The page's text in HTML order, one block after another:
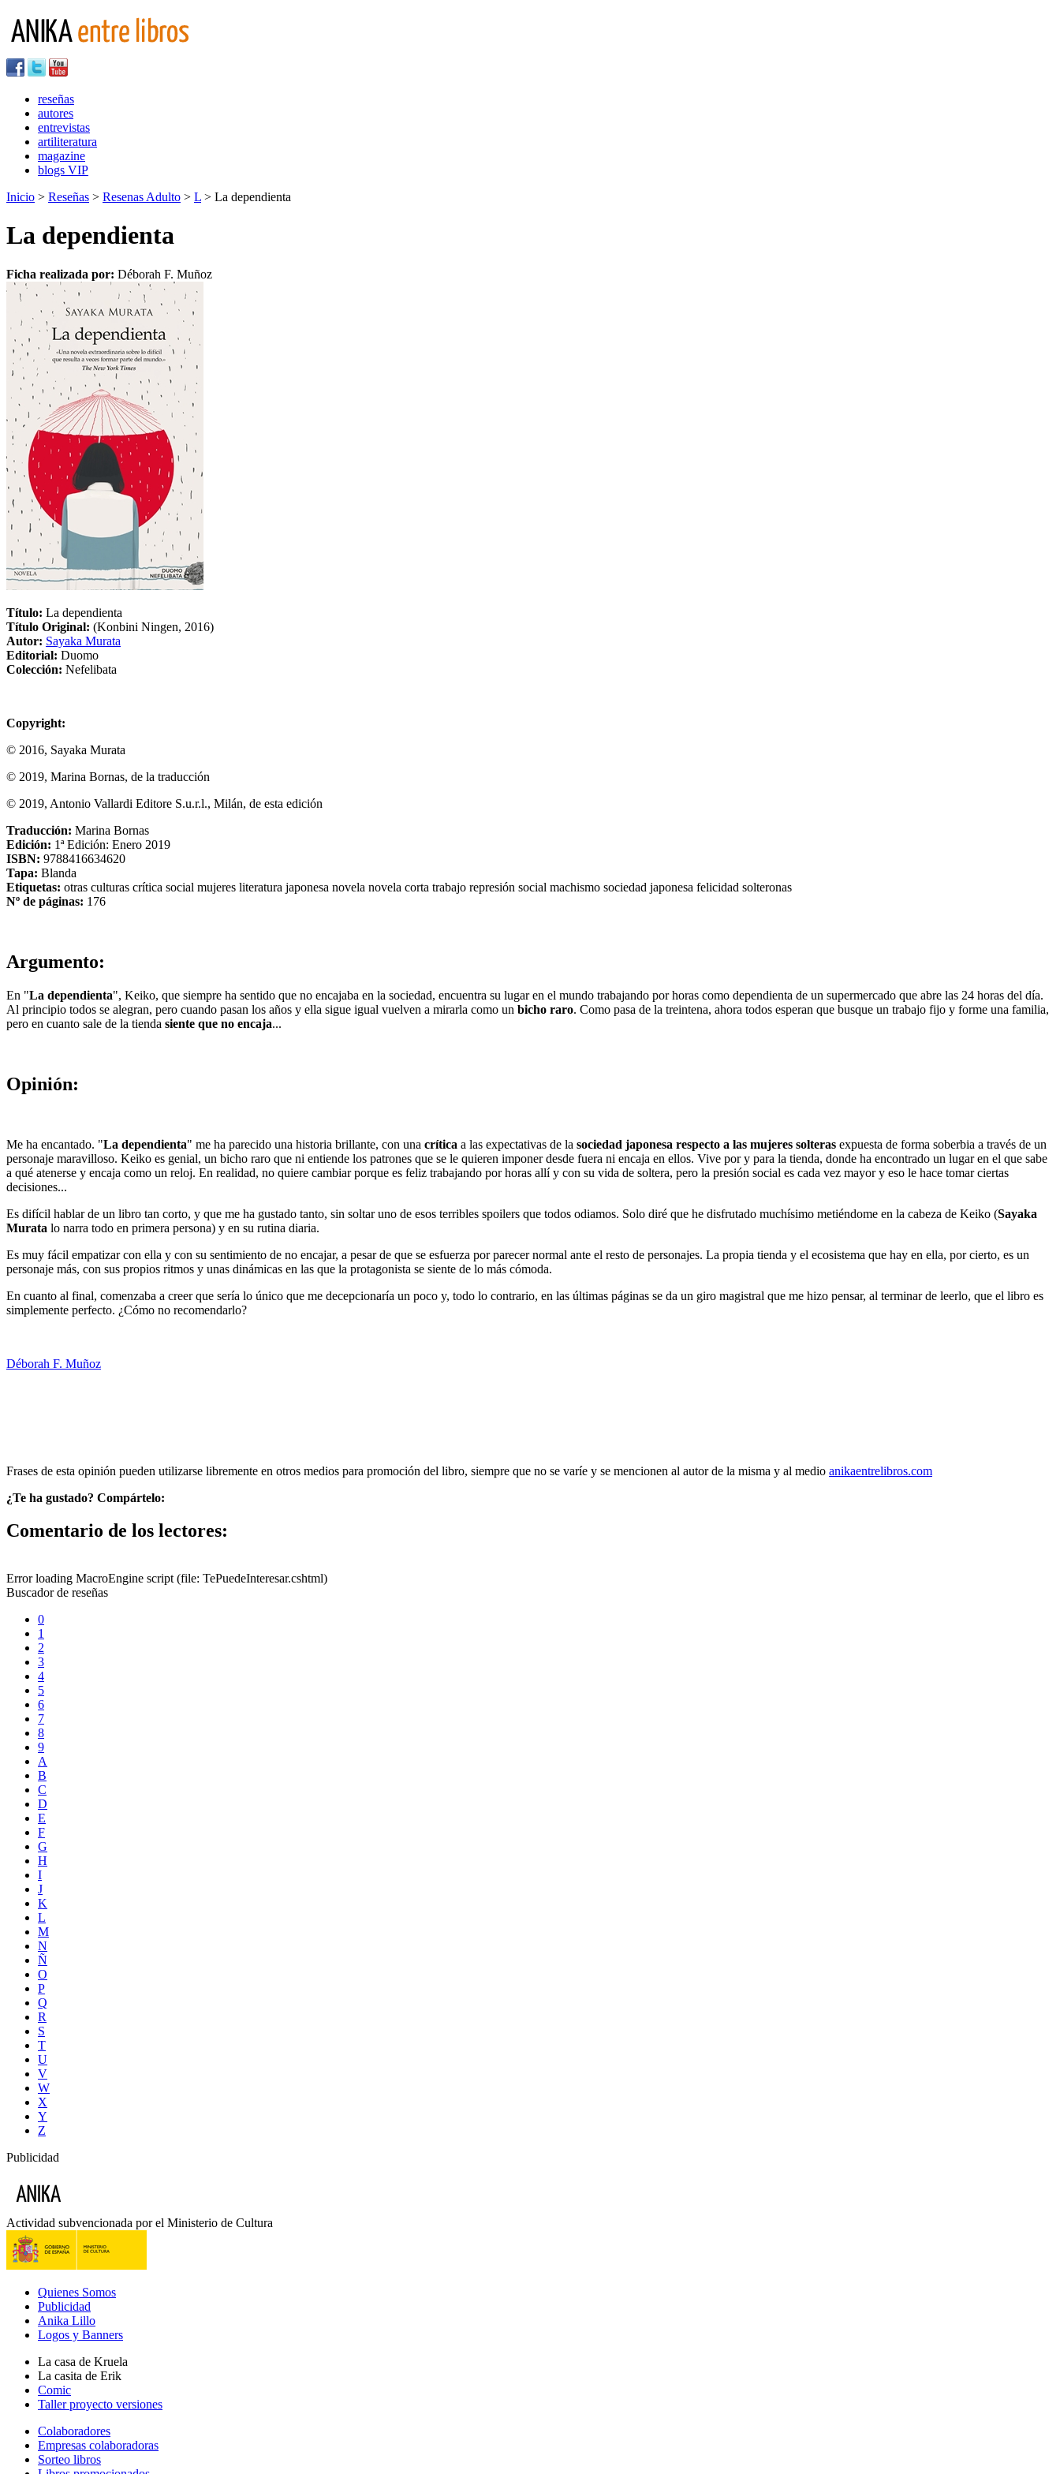
reseñas
autores
entrevistas
artiliteratura
magazine
blogs VIP
Inicio > Reseñas > Resenas Adulto > L > La dependienta
La dependienta
Ficha realizada por: Déborah F. Muñoz
Título: La dependienta
Título Original: (Konbini Ningen, 2016)
Autor: Sayaka Murata
Editorial: Duomo
Colección: Nefelibata
Copyright:
© 2016, Sayaka Murata
© 2019, Marina Bornas, de la traducción
© 2019, Antonio Vallardi Editore S.u.r.l., Milán, de esta edición
Traducción: Marina Bornas
Edición: 1ª Edición: Enero 2019
ISBN: 9788416634620
Tapa: Blanda
Etiquetas: otras culturas crítica social mujeres literatura japonesa novela novela corta trabajo represión social machismo sociedad japonesa felicidad solteronas
Nº de páginas: 176
Argumento:
En "La dependienta", Keiko, que siempre ha sentido que no encajaba en la sociedad, encuentra su lugar en el mundo trabajando por horas como dependienta de un supermercado que abre las 24 horas del día.
Al principio todos se alegran, pero cuando pasan los años y ella sigue igual vuelven a mirarla como un bicho raro. Como pasa de la treintena, ahora todos esperan que busque un trabajo fijo y forme una familia,
pero en cuanto sale de la tienda siente que no encaja...
Opinión:
Me ha encantado. "La dependienta" me ha parecido una historia brillante, con una crítica a las expectativas de la sociedad japonesa respecto a las mujeres solteras expuesta de forma soberbia a través de un
personaje maravilloso. Keiko es genial, un bicho raro que ni entiende los patrones que se le quieren imponer desde fuera ni encaja en ellos. Vive por y para la tienda, donde ha encontrado un lugar en el que sabe
a qué atenerse y encaja como un reloj. En realidad, no quiere cambiar porque es feliz trabajando por horas allí y con su vida de soltera, pero la presión social es cada vez mayor y eso le hace tomar ciertas
decisiones...
Es difícil hablar de un libro tan corto, y que me ha gustado tanto, sin soltar uno de esos terribles spoilers que todos odiamos. Solo diré que he disfrutado muchísimo metiéndome en la cabeza de Keiko (Sayaka
Murata lo narra todo en primera persona) y en su rutina diaria.
Es muy fácil empatizar con ella y con su sentimiento de no encajar, a pesar de que se esfuerza por parecer normal ante el resto de personajes. La propia tienda y el ecosistema que hay en ella, por cierto, es un
personaje más, con sus propios ritmos y unas dinámicas en las que la protagonista se siente de lo más cómoda.
En cuanto al final, comenzaba a creer que sería lo único que me decepcionaría un poco y, todo lo contrario, en las últimas páginas se da un giro magistral que me hizo pensar, al terminar de leerlo, que el libro es
simplemente perfecto. ¿Cómo no recomendarlo?
Déborah F. Muñoz
Frases de esta opinión pueden utilizarse libremente en otros medios para promoción del libro, siempre que no se varíe y se mencionen al autor de la misma y al medio anikaentrelibros.com
¿Te ha gustado? Compártelo:
Comentario de los lectores:
Error loading MacroEngine script (file: TePuedeInteresar.cshtml)
Buscador de reseñas
0
1
2
3
4
5
6
7
8
9
A
B
C
D
E
F
G
H
I
J
K
L
M
N
Ñ
O
P
Q
R
S
T
U
V
W
X
Y
Z
Publicidad
Actividad subvencionada por el Ministerio de Cultura
Quienes Somos
Publicidad
Anika Lillo
Logos y Banners
La casa de Kruela
La casita de Erik
Comic
Taller proyecto versiones
Colaboradores
Empresas colaboradoras
Sorteo libros